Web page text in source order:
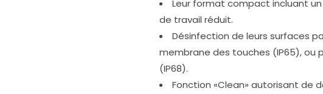
Leur format compact incluant
de travail réduit.
Désinfection de leurs surfaces
membrane des touches (IP65), ou
(IP68).
Fonction «Clean» autorisant de